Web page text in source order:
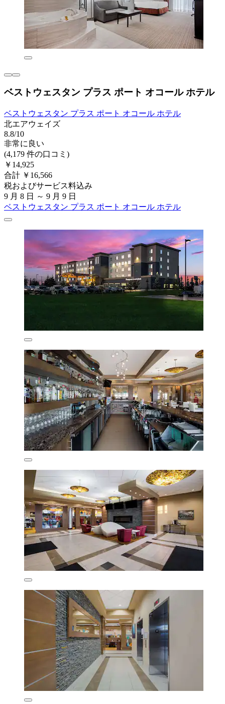
ベストウェスタン プラス ポート オコール ホテル
ベストウェスタン プラス ポート オコール ホテル
北エアウェイズ
8.8/10
非常に良い
(4,179 件の口コミ)
￥14,925
合計 ￥16,566
税およびサービス料込み
9 月 8 日 ～ 9 月 9 日
ベストウェスタン プラス ポート オコール ホテル